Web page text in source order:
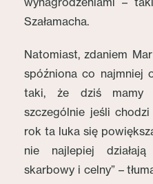
Szałamacha.
Natomiast, zdaniem
spóźniona co najmniej
taki, że dziś mamy
szczególnie jeśli
rok ta luka się
nie najlepiej
skarbowy i celny” –